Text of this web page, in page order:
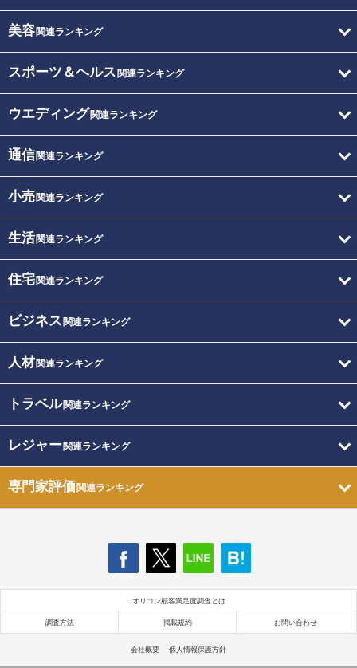
美容関連ランキング
スポーツ＆ヘルス 関連ランキング
ウエディング関連ランキング
通信関連ランキング
小売関連ランキング
生活関連ランキング
住宅関連ランキング
ビジネス 関連ランキング
人材関連ランキング
トラベル関連ランキング
レジャー関連ランキング
専門家評価関連ランキング
オリコン顧客満足度調査とは
調査方法 掲載規約 お問い合わせ
会社概要 個人情報保護方針